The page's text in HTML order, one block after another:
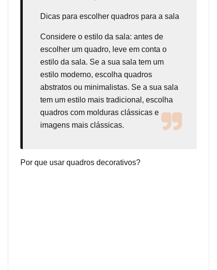
Dicas para escolher quadros para a sala
Considere o estilo da sala: antes de
escolher um quadro, leve em conta o
estilo da sala. Se a sua sala tem um
estilo moderno, escolha quadros
abstratos ou minimalistas. Se a sua sala
tem um estilo mais tradicional, escolha
quadros com molduras clássicas e
imagens mais clássicas.
Por que usar quadros decorativos?